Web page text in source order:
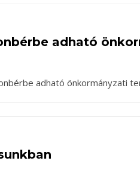
adható
adható önkormányzati